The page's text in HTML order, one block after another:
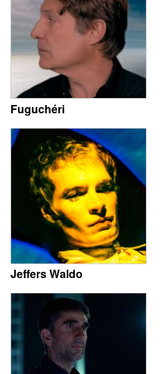
Fuguchéri
Jeffers Waldo